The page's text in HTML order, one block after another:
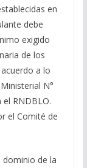
en
debe
exigido
de los
a lo
N°
RNDBLO.
el Comité de
de la